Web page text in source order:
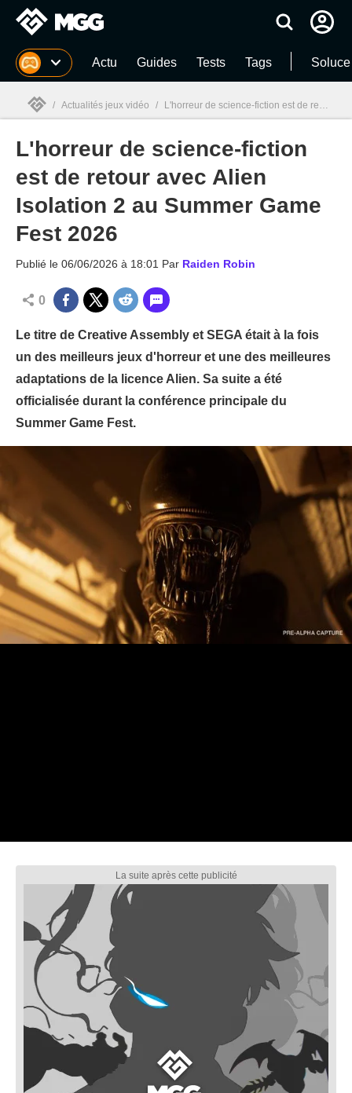
MGG Actu Guides Tests Tags
MGG
/ Actualités jeux vidéo / L'horreur de science-fiction est de retour avec Alien Isolation 2 au Summer Game Fest 2026
L'horreur de science-fiction
est de retour avec Alien
Isolation 2 au Summer Game
Fest 2026
Publié le 06/06/2026 à 18:01 Par Raiden Robin
0
Le titre de Creative Assembly et SEGA était à la fois
un des meilleurs jeux d'horreur et une des meilleures
adaptations de la licence Alien. Sa suite a été
officialisée durant la conférence principale du
Summer Game Fest.